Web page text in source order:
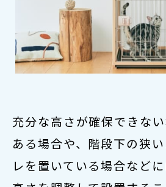
充分な高さが確保できな
ある場合や、階段下の狭
レを置いている場合など